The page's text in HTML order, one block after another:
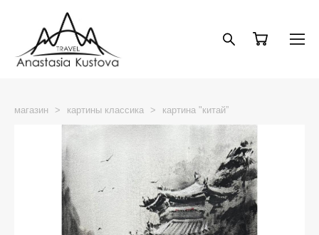
магазин > картины классика > картина "китай”